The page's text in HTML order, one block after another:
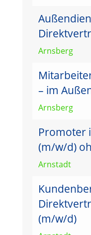
Arnsberg
– im
Arnsberg
Promoter
(m/w/d)
Arnstadt
(m/w/d)